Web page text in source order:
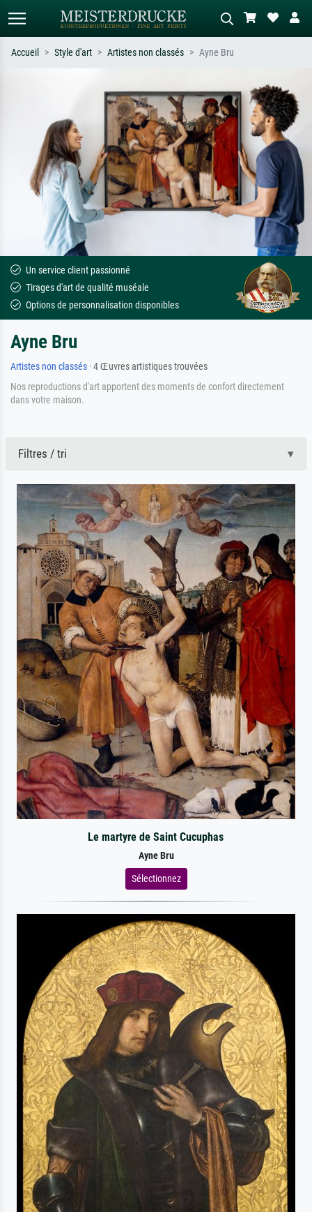
Recherchez par artiste, titre ou style –
ex. Monet, Nuit étoilée,
impressionnisme, vague de Hokusai,
nu.
Décrivez la scène – ex. prairie verte,
abstrait avec beaucoup de rouge,
tableau sombre, nu debout près d'un
arbre.
Accueil Style d'art Artistes non classés Ayne Bru
Un service client passionné
Tirages d'art de qualité muséale
Options de personnalisation disponibles
Ayne Bru
Artistes non classés · 4 Œuvres artistiques trouvées
Nos reproductions d'art apportent des moments de confort directement
dans votre maison.
Filtres / tri
Le martyre de Saint Cucuphas
Ayne Bru
Sélectionnez